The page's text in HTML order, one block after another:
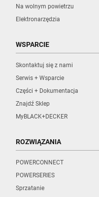
Na wolnym powietrzu
Elektronarzędzia
WSPARCIE
Skontaktuj się z nami
Serwis + Wsparcie
Części + Dokumentacja
Znajdź Sklep
MyBLACK+DECKER
ROZWIĄZANIA
POWERCONNECT
POWERSERIES
Sprzatanie